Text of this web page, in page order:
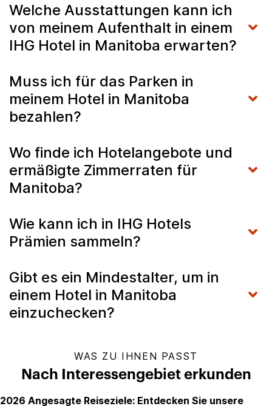
Welche Ausstattungen kann ich
von meinem Aufenthalt in einem
IHG Hotel in Manitoba erwarten?
Muss ich für das Parken in
meinem Hotel in Manitoba
bezahlen?
Wo finde ich Hotelangebote und
ermäßigte Zimmerraten für
Manitoba?
Wie kann ich in IHG Hotels
Prämien sammeln?
Gibt es ein Mindestalter, um in
einem Hotel in Manitoba
einzuchecken?
WAS ZU IHNEN PASST
Nach Interessengebiet erkunden
2026 Angesagte Reiseziele: Entdecken Sie unsere